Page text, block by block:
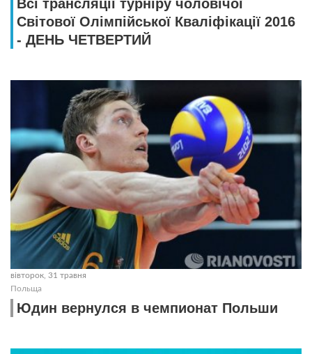
Всі трансляції турніру чоловічої
Світової Олімпійської Кваліфікації 2016
- ДЕНЬ ЧЕТВЕРТИЙ
вівторок, 31 травня
Польща
Юдин вернулся в чемпионат Польши